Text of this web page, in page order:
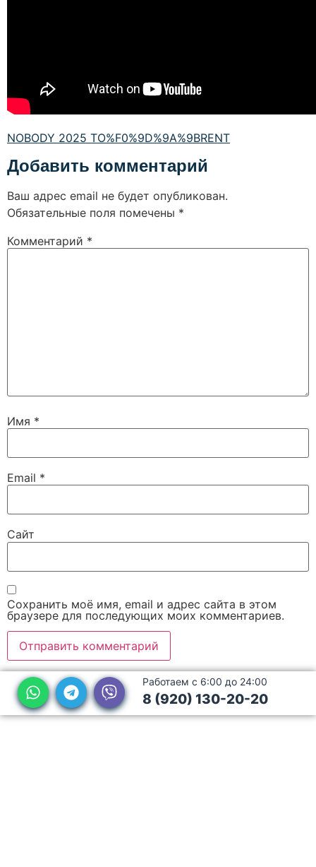
NOBODY 2025 TO%F0%9D%9A%9BRENT
Добавить комментарий
Ваш адрес email не будет опубликован.
Обязательные поля помечены *
Комментарий *
Имя *
Email *
Сайт
Сохранить моё имя, email и адрес сайта в этом
браузере для последующих моих комментариев.
Работаем с 6:00 до 24:00
8 (920) 130-20-20